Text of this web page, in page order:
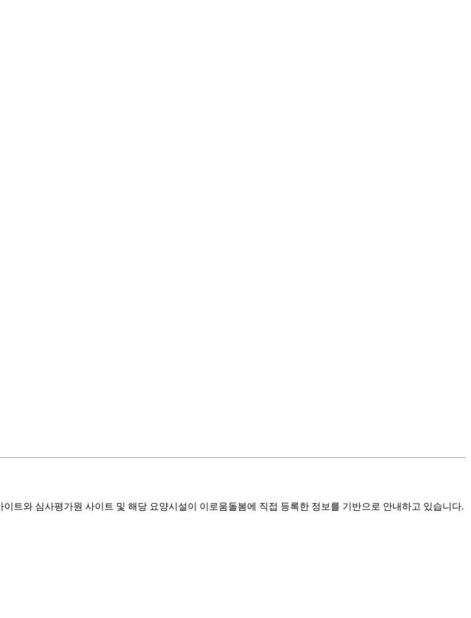
트와 심사평가원 사이트 및 해당 요양시설이 이로움돌봄에 직접 등록한 정보를 기반으로 안내하고 있습니다.